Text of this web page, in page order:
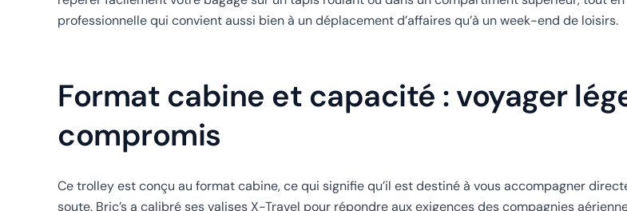
professionnelle qui convient aussi bien à un déplacement d’affaires qu’à un week-end de loisirs.
Format cabine et capacité : voyager
compromis
Ce trolley est conçu au format cabine, ce qui signifie qu’il est destiné à vous accompagner
soute. Bric’s a calibré ses valises X-Travel pour répondre aux exigences des compagnies